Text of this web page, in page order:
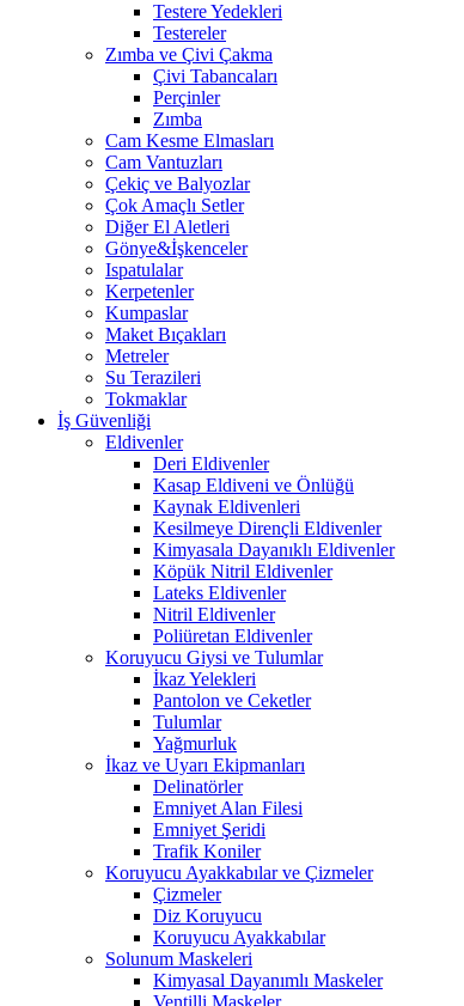
Testere Yedekleri
Testereler
Zımba ve Çivi Çakma
Çivi Tabancaları
Perçinler
Zımba
Cam Kesme Elmasları
Cam Vantuzları
Çekiç ve Balyozlar
Çok Amaçlı Setler
Diğer El Aletleri
Gönye&İşkenceler
Ispatulalar
Kerpetenler
Kumpaslar
Maket Bıçakları
Metreler
Su Terazileri
Tokmaklar
İş Güvenliği
Eldivenler
Deri Eldivenler
Kasap Eldiveni ve Önlüğü
Kaynak Eldivenleri
Kesilmeye Dirençli Eldivenler
Kimyasala Dayanıklı Eldivenler
Köpük Nitril Eldivenler
Lateks Eldivenler
Nitril Eldivenler
Poliüretan Eldivenler
Koruyucu Giysi ve Tulumlar
İkaz Yelekleri
Pantolon ve Ceketler
Tulumlar
Yağmurluk
İkaz ve Uyarı Ekipmanları
Delinatörler
Emniyet Alan Filesi
Emniyet Şeridi
Trafik Koniler
Koruyucu Ayakkabılar ve Çizmeler
Çizmeler
Diz Koruyucu
Koruyucu Ayakkabılar
Solunum Maskeleri
Kimyasal Dayanımlı Maskeler
Ventilli Maskeler